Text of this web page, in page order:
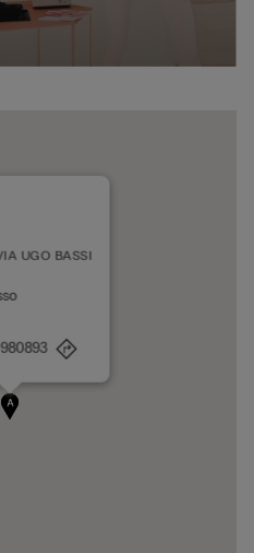
A
UGO BASSI